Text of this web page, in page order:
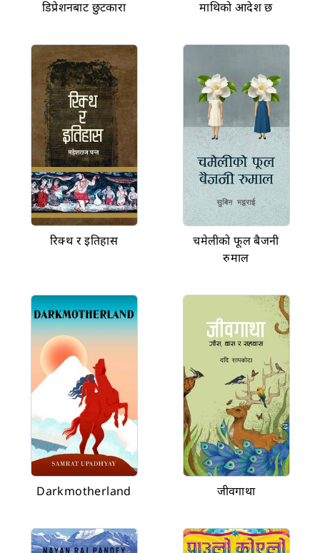
डिप्रेशनबाट छुटकारा माथिको आदेश छ
रिक्थ र इतिहास
चमेलीको फूल बैजनी
रुमाल
Darkmotherland जीवगाथा